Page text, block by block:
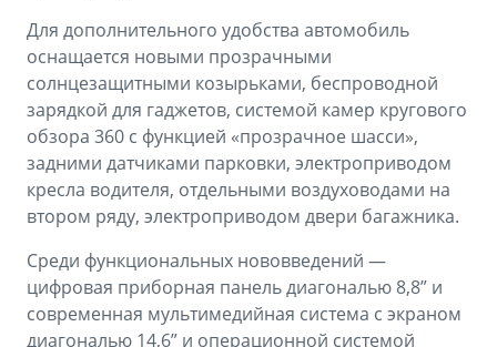
Для дополнительного удобства автомобиль
оснащается новыми прозрачными
солнцезащитными козырьками, беспроводной
зарядкой для гаджетов, системой камер кругового
обзора 360 с функцией «прозрачное шасси»,
задними датчиками парковки, электроприводом
кресла водителя, отдельными воздуховодами на
втором ряду, электроприводом двери багажника.
Среди функциональных нововведений —
цифровая приборная панель диагональю 8,8” и
современная мультимедийная система с экраном
диагональю 14,6” и операционной системой